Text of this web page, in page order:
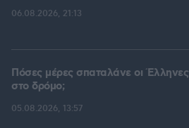
06.08.2026, 21:13
Πόσες μέρες σπαταλάνε οι Έλληνες
στο δρόμο;
05.08.2026, 13:57